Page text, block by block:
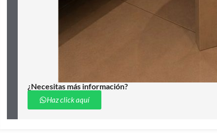
¿Necesitas más información?
Haz click aquí